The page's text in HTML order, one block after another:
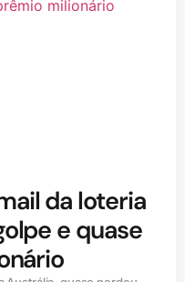
da loteria
e quase